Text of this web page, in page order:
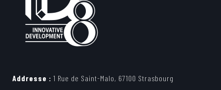
Addresse : 1 Rue de Saint-Malo, 67100 Strasbourg